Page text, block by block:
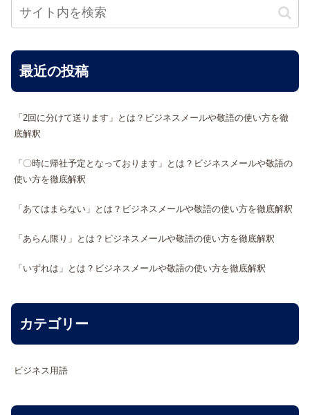
最近の投稿
「2回に分けて送ります」とは？ビジネスメールや敬語の使い方を徹
底解釈
「〇時に帰社予定となっております」とは？ビジネスメールや敬語の
使い方を徹底解釈
「あてはまらない」とは？ビジネスメールや敬語の使い方を徹底解釈
「あらん限り」とは？ビジネスメールや敬語の使い方を徹底解釈
「いずれは」とは？ビジネスメールや敬語の使い方を徹底解釈
カテゴリー
ビジネス用語